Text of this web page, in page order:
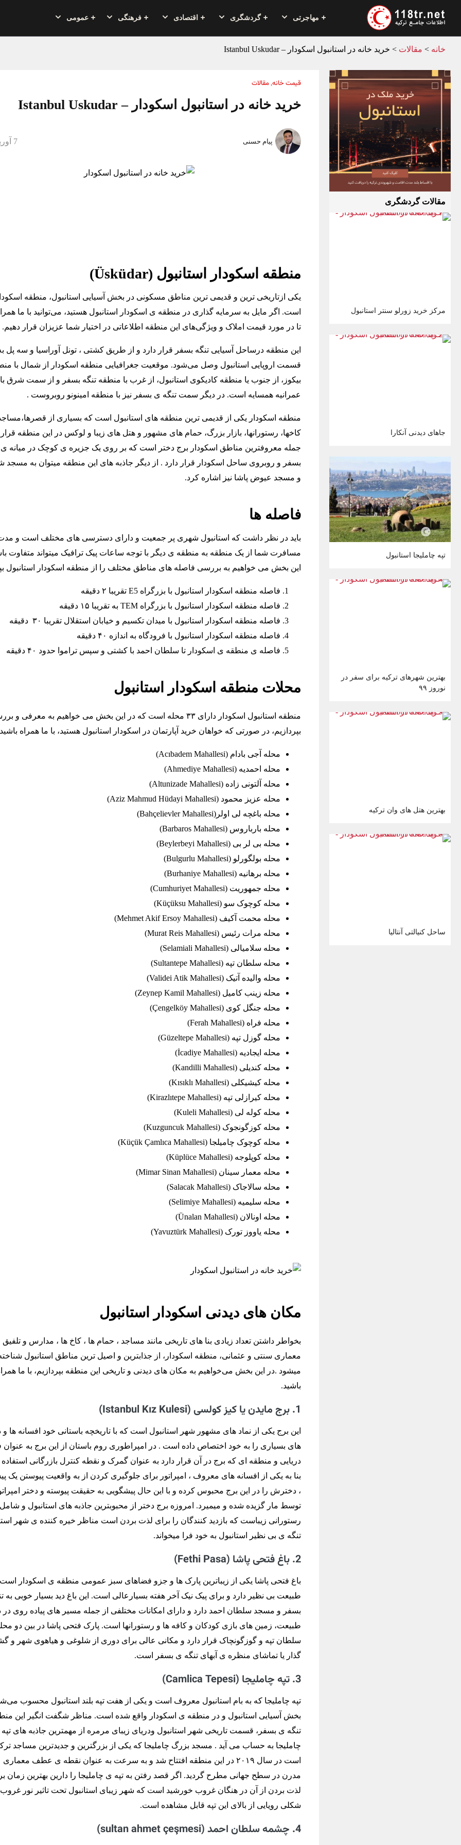
مهاجرتی گردشگری اقتصادی فرهنگی عمومی
خانه > مقالات > خرید خانه در استانبول اسکودار – Istanbul Uskudar
مقالات گردشگری
مرکز خرید زورلو سنتر استانبول
جاهای دیدنی آنکارا
تپه چاملیجا استانبول
بهترین شهرهای ترکیه برای سفر در
نوروز ۹۹
بهترین هتل های وان ترکیه
ساحل کنیالتی آنتالیا
قیمت خانه, مقالات
خرید خانه در استانبول اسکودار – Istanbul Uskudar
پیام حسنی 7 آوریل 2024
منطقه اسکودار استانبول (Üsküdar)
یکی ازتاریخی ترین و قدیمی ترین مناطق مسکونی در بخش آسیایی استانبول، منطقه
است. اگر مایل به سرمایه گذاری در منطقه ی اسکودار استانبول هستید، می‌توانید با ما
تا در مورد قیمت املاک و ویژگی‌های این منطقه اطلاعاتی در اختیار شما عزیزان قرار دهیم.
این منطقه درساحل آسیایی تنگه بسفر قرار دارد و از طریق کشتی ، تونل آوراسیا و سه پل
قسمت اروپایی استانبول وصل می‌شود. موقعیت جغرافیایی منطقه اسکودار از شمال با
بیکوز، از جنوب یا منطقه کادیکوی استانبول، از غرب با منطقه تنگه بسفر و از سمت شرق
عمرانیه همسایه است. در دیگر سمت تنگه ی بسفر نیز با منطقه امینونو روبروست .
منطقه اسکودار یکی از قدیمی ترین منطقه های استانبول است که بسیاری از
کاخها، رستورانها، بازار بزرگ، حمام های مشهور و هتل های زیبا و لوکس در این منطقه قرار
جمله معروفترین مناطق اسکودار برج دختر است که بر روی یک جزیره ی کوچک در میانه
بسفر و روبروی ساحل اسکودار قرار دارد . از دیگر جاذبه های این منطقه میتوان به مسجد
و مسجد عیوض پاشا نیز اشاره کرد.
فاصله ها
باید در نظر داشت که استانبول شهری پر جمعیت و دارای دسترسی های مختلف است و
مسافرت شما از یک منطقه به منطقه ی دیگر با توجه ساعات پیک ترافیک میتواند متفاوت
این بخش می خواهیم به بررسی فاصله های مناطق مختلف را از منطقه اسکودار استانبول
فاصله منطقه اسکودار استانبول با بزرگراه E5 تقریبا ۲ دقیقه
فاصله منطقه اسکودار استانبول با بزرگراه TEM به تقریبا ۱۵ دقیقه
فاصله منطقه اسکودار استانبول با میدان تکسیم و خیابان استقلال تقریبا ۳۰ دقیقه
فاصله منطقه اسکودار استانبول با فرودگاه به اندازه ۴۰ دقیقه
فاصله ی منطقه ی اسکودار تا سلطان احمد با کشتی و سپس تراموا حدود ۴۰ دقیقه
محلات منطقه اسکودار استانبول
منطقه استانبول اسکودار دارای ۳۳ محله است که در این بخش می خواهیم به معرفی و
بپردازیم، در صورتی که خواهان خرید آپارتمان در اسکودار استانبول هستید، با ما همراه
محله آجی بادام (Acıbadem Mahallesi)
محله احمدیه (Ahmediye Mahallesi)
محله آلتونی زاده (Altunizade Mahallesi)
محله عزیز محمود (Aziz Mahmud Hüdayi Mahallesi)
محله باغچه لی اولر(Bahçelievler Mahallesi)
محله بارباروس (Barbaros Mahallesi)
محله بی لر بی (Beylerbeyi Mahallesi)
محله بولگورلو (Bulgurlu Mahallesi)
محله برهانیه (Burhaniye Mahallesi)
محله جمهوریت (Cumhuriyet Mahallesi)
محله کوچوک سو (Küçüksu Mahallesi)
محله محمت آکیف (Mehmet Akif Ersoy Mahallesi)
محله مرات رئیس (Murat Reis Mahallesi)
محله سلامیالی (Selamiali Mahallesi)
محله سلطان تپه (Sultantepe Mahallesi)
محله والیده آتیک (Validei Atik Mahallesi)
محله زینب کامیل (Zeynep Kamil Mahallesi)
محله جنگل کوی (Çengelköy Mahallesi)
محله فراه (Ferah Mahallesi)
محله گوزل تپه (Güzeltepe Mahallesi)
محله ایجادیه (İcadiye Mahallesi)
محله کندیلی (Kandilli Mahallesi)
محله کیشیکلی (Kısıklı Mahallesi)
محله کیرازلی تپه (Kirazlıtepe Mahallesi)
محله کوله لی (Kuleli Mahallesi)
محله کوزگونجوک (Kuzguncuk Mahallesi)
محله کوچوک چامیلجا (Küçük Çamlıca Mahallesi)
محله کوپلوجه (Küplüce Mahallesi)
محله معمار سینان (Mimar Sinan Mahallesi)
محله سالاجاک (Salacak Mahallesi)
محله سلیمیه (Selimiye Mahallesi)
محله اونالان (Ünalan Mahallesi)
محله یاووز تورک (Yavuztürk Mahallesi)
مکان های دیدنی اسکودار استانبول
بخواطر داشتن تعداد زیادی بنا های تاریخی مانند مساجد ، حمام ها ، کاخ ها ، مدارس و تلفیق
معماری سنتی و عثمانی، منطقه اسکودار، از جذابترین و اصیل ترین مناطق استانبول
میشود .در این بخش می‌خواهیم به مکان های دیدنی و تاریخی این منطقه بپردازیم، با ما
باشید.
1. برج مایدن یا کیز کولسی (Istanbul Kız Kulesi)
این برج یکی از نماد های مشهور شهر استانبول است که با تاریخچه باستانی خود افسانه ها و
های بسیاری را به خود اختصاص داده است . در امپراطوری روم باستان از این برج به
دریایی و منطقه ای که برج در آن قرار دارد به عنوان گمرک و نقطه کنترل بازرگانی
بنا به یکی از افسانه های معروف ، امپراتور برای جلوگیری کردن از به واقعیت پیوستن یک
، دخترش را در این برج محبوس کرده و با این حال پیشگویی به حقیقت پیوسته و دختر
توسط مار گزیده شده و میمیرد. امروزه برج دختر از محبوبترین جاذبه های استانبول و
رستورانی زیباست که بازدید کنندگان را برای لذت بردن است مناظر خیره کننده ی شهر
تنگه ی بی نظیر استانبول به خود فرا میخواند.
2. باغ فتحی پاشا (Fethi Pasa)
باغ فتحی پاشا یکی از زیباترین پارک ها و جزو فضاهای سبز عمومی منطقه ی اسکودار
طبیعت بی نظیر دارد و برای پیک نیک آخر هفته بسیارعالی است. این باغ دید بسیار خوبی به
بسفر و مسجد سلطان احمد دارد و دارای امکانات مختلفی از جمله مسیر های پیاده روی در
طبیعت، زمین های بازی کودکان و کافه ها و رستورانها است. پارک فتحی پاشا در بین دو
سلطان تپه و گوزگونچاک قرار دارد و مکانی عالی برای دوری از شلوغی و هیاهوی شهر و
گذار یا تماشای منظره ی آبهای تنگه ی بسفر است.
3. تپه چاملیجا (Camlica Tepesi)
تپه چاملیجا که به بام استانبول معروف است و یکی از هفت تپه بلند استانبول محسوب
بخش آسیایی استانبول و در منطقه ی اسکودار واقع شده است. مناظر شگفت انگیر این
تنگه ی بسفر، قسمت تاریخی شهر استانبول ودریای زیبای مرمره از مهمترین جاذبه های
چاملیجا به حساب می آید . مسجد بزرگ چاملیجا که یکی از بزرگترین و جدیدترین مساجد
است در سال ۲۰۱۹ در این منطقه افتتاح شد و به سرعت به عنوان نقطه ی عطف
مدرن در سطح جهانی مطرح گردید. اگر قصد رفتن به تپه ی چاملیجا را دارین بهترین زمان
لذت بردن از آن در هنگان غروب خورشید است که شهر زیبای استانبول تحت تاثیر نور غروب
شکلی رویایی از بالای این تپه قابل مشاهده است.
4. چشمه سلطان احمد (sultan ahmet çeşmesi)